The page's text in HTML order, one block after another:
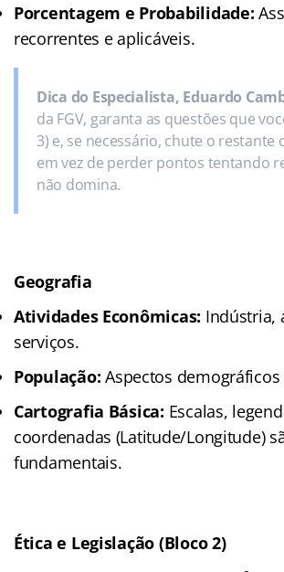
Porcentagem e Probabilidade:
recorrentes e aplicáveis.
Dica do Especialista, Eduardo
da FGV, garanta as questões que
3) e, se necessário, chute o restante
em vez de perder pontos tentando
não domina.
Geografia
Atividades Econômicas: Indústria,
serviços.
População: Aspectos
Cartografia Básica: Escalas,
coordenadas (Latitude/Longitude)
fundamentais.
Ética e Legislação (Bloco 2)